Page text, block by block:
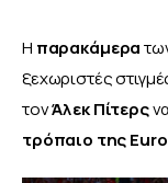
Η παρακάμερα
ξεχωριστές
τον Άλεκ Πίτερς
τρόπαιο της